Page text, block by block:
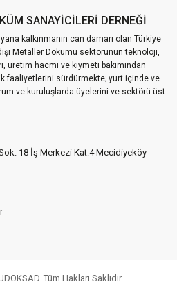
SANAYİCİLERİ DERNEĞİ
yana kalkınmanın can damarı olan Türkiye
Metaller Dökümü sektörünün teknoloji,
üretim hacmi ve kıymeti bakımından
faaliyetlerini sürdürmekte; yurt içinde ve
ve kuruluşlarda üyelerini ve sektörü üst
18 İş Merkezi Kat:4 Mecidiyeköy
Tüm Hakları Saklıdır.